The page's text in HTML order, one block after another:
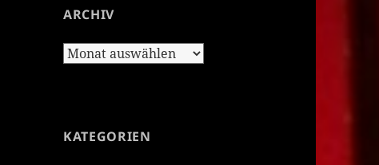
ARCHIV
Archiv
KATEGORIEN